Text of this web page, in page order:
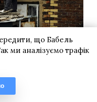
що Бабель
ми аналізуємо трафік